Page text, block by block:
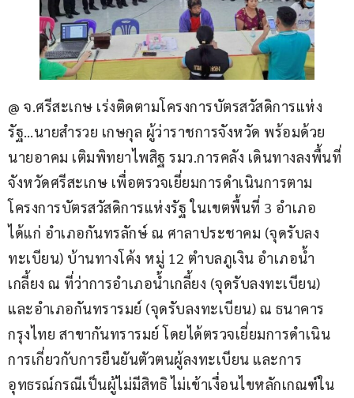
@ จ.ศรีสะเกษ เร่งติดตามโครงการบัตรสวัสดิการแห่ง
รัฐ…นายสำรวย เกษกุล ผู้ว่าราชการจังหวัด พร้อมด้วย
นายอาคม เติมพิทยาไพสิฐ รมว.การคลัง เดินทางลงพื้นที่
จังหวัดศรีสะเกษ เพื่อตรวจเยี่ยมการดำเนินการตาม
โครงการบัตรสวัสดิการแห่งรัฐ ในเขตพื้นที่ 3 อำเภอ
ได้แก่ อำเภอกันทรลักษ์ ณ ศาลาประชาคม (จุดรับลง
ทะเบียน) บ้านทางโค้ง หมู่ 12 ตำบลภูเงิน อำเภอน้ำ
เกลี้ยง ณ ที่ว่าการอำเภอน้ำเกลี้ยง (จุดรับลงทะเบียน)
และอำเภอกันทรารมย์ (จุดรับลงทะเบียน) ณ ธนาคาร
กรุงไทย สาขากันทรารมย์ โดยได้ตรวจเยี่ยมการดำเนิน
การเกี่ยวกับการยืนยันตัวตนผู้ลงทะเบียน และการ
อุทธรณ์กรณีเป็นผู้ไม่มีสิทธิ ไม่เข้าเงื่อนไขหลักเกณฑ์ใน